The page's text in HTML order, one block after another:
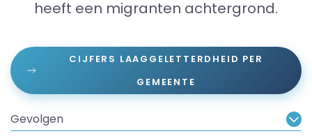
heeft een migranten achtergrond.
CIJFERS LAAGGELETTERDHEID PER
GEMEENTE
Gevolgen